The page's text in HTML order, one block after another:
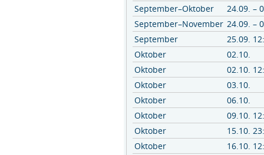
September–Oktober
24.09. –
September–November 24.09. –
September
25.09.
Oktober
02.10.
Oktober
02.10.
Oktober
03.10.
Oktober
06.10.
Oktober
09.10.
Oktober
15.10.
Oktober
16.10.